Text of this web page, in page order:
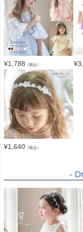
¥1,788 （税込） ¥
¥1,640 （税込）
-